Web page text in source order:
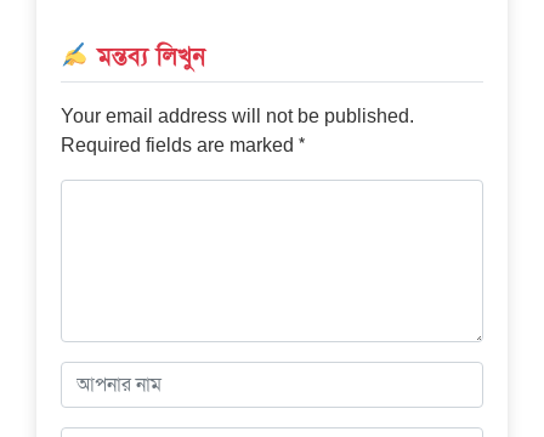
মন্তব্য লিখুন
Your email address will not be published.
Required fields are marked *